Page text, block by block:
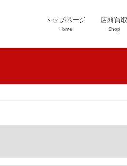
トップページ
Home
店頭買取
Shop